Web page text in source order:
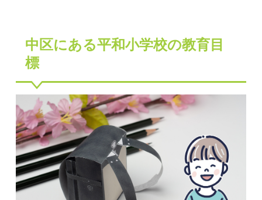
中区にある平和小学校の教育目
標